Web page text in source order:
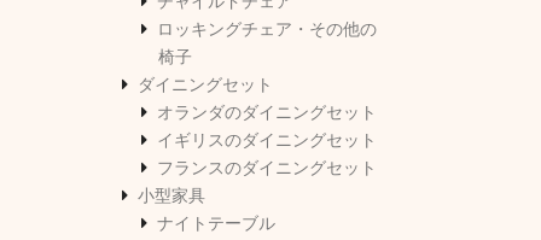
ロッキングチェア・その他の
椅子
ダイニングセット
オランダのダイニングセット
イギリスのダイニングセット
フランスのダイニングセット
小型家具
ナイトテーブル